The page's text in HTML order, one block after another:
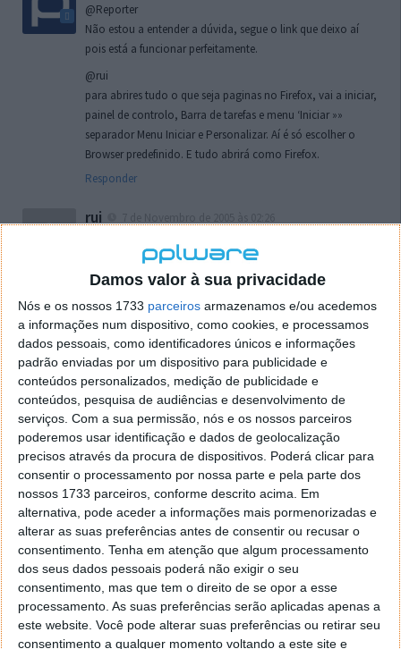
Damos valor à sua privacidade
Nós e os nossos 1733 parceiros armazenamos e/ou acedemos
a informações num dispositivo, como cookies, e processamos
dados pessoais, como identificadores únicos e informações
padrão enviadas por um dispositivo para publicidade e
conteúdos personalizados, medição de publicidade e
conteúdos, pesquisa de audiências e desenvolvimento de
serviços. Com a sua permissão, nós e os nossos parceiros
poderemos usar identificação e dados de geolocalização
precisos através da procura de dispositivos. Poderá clicar para
consentir o processamento por nossa parte e pela parte dos
nossos 1733 parceiros, conforme descrito acima. Em
alternativa, pode aceder a informações mais pormenorizadas e
alterar as suas preferências antes de consentir ou recusar o
consentimento. Tenha em atenção que algum processamento
dos seus dados pessoais poderá não exigir o seu
consentimento, mas que tem o direito de se opor a esse
processamento. As suas preferências serão aplicadas apenas a
este website. Você pode alterar suas preferências ou retirar seu
consentimento a qualquer momento voltando a este site e
@Reporter
Não estou a entender a dúvida, segue o link que deixo aí
pois está a funcionar perfeitamente.
@rui
para abrires tudo o que seja paginas no Firefox, vai a iniciar,
painel de controlo, Barra de tarefas e menu ‘Iniciar »»
separador Menu Iniciar e Personalizar. Aí é só escolher o
Browser predefinido. E tudo abrirá como Firefox.
Responder
rui
localizaçao referida n se encontra la nada k me permita por
o firefox como browser predefenido
Ja percorri o painel
tentei apagar o explorer na tentativa de forçar o uso do
firefox mas em vao. Kaso te lembres de outra dica fico
agradecido, caso contrario obrigado a mesma
Responder
Vítor M.
7 de Novembro de 2005 às 01:39
@Reporter
Desculpa mas o link funciona. Seja como for segue por mail
o MSn Messenger 8.
Responder
Vítor M.
@Rui
Tens de encontrar o que te falei. Faz da seguinte maneira,
janela iniciar e no topo dessa janela com o botão direito do
rato faz propriedades. Depois no separador Menu ‘Iniciar’
clica no botão ‘Personalizar’ aí encontrarás no separador